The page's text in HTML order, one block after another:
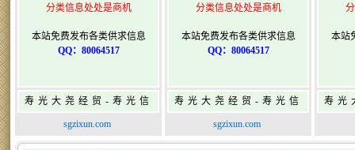
分类信息处处是商机
本站免费发布各类供求信息
QQ：80064517
寿光大尧经贸-寿光信
息网-免费信息发布网-
寿光广告发布
sgzixun.com
分类信息处处是商机
本站免费发布各类供求信息
QQ：80064517
寿光大尧经贸-寿光信
息网-免费信息发布网-
寿光广告发布
sgzixun.com
本站
寿光
如何发布信息？ 如何固定